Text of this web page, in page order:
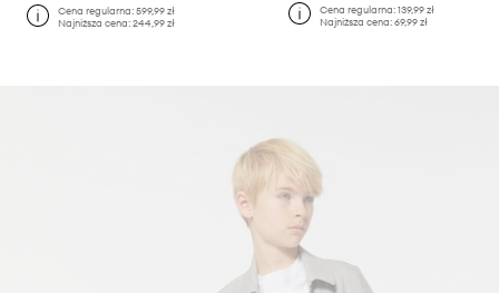
Cena regularna:599,99 zł
Najniższa cena:244,99 zł
Cena regularna: 139,99 zł
Najniższa cena: 69,99 zł